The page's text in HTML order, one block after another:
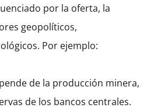
por la oferta, la
geopolíticos,
Por ejemplo:
de la producción minera,
de los bancos centrales.